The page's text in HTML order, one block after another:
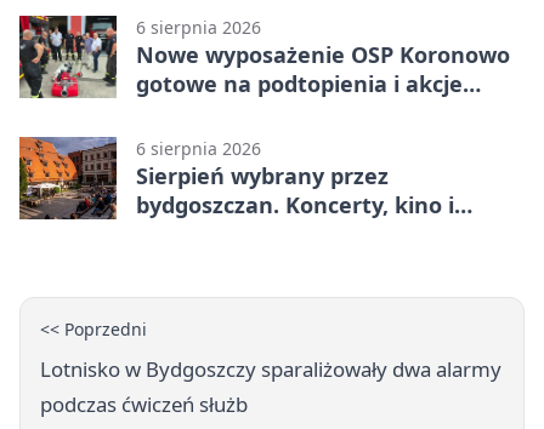
6 sierpnia 2026
Nowe wyposażenie OSP Koronowo
gotowe na podtopienia i akcje
6 sierpnia 2026
Sierpień wybrany przez
bydgoszczan. Koncerty, kino i
<< Poprzedni
Lotnisko w Bydgoszczy sparaliżowały dwa alarmy
podczas ćwiczeń służb